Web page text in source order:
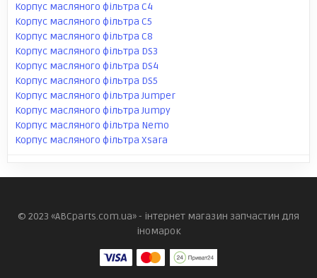
Корпус масляного фільтра C4
Корпус масляного фільтра C5
Корпус масляного фільтра C8
Корпус масляного фільтра DS3
Корпус масляного фільтра DS4
Корпус масляного фільтра DS5
Корпус масляного фільтра Jumper
Корпус масляного фільтра Jumpy
Корпус масляного фільтра Nemo
Корпус масляного фільтра Xsara
© 2023 «ABCparts.com.ua» - інтернет магазин запчастин для
іномарок